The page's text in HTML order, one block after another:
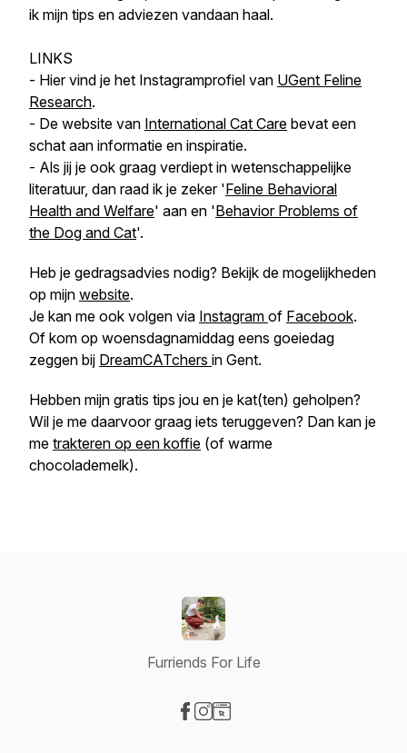
ik mijn tips en adviezen vandaan haal.
LINKS
- Hier vind je het Instagramprofiel van UGent Feline
Research.
- De website van International Cat Care bevat een
schat aan informatie en inspiratie.
- Als jij je ook graag verdiept in wetenschappelijke
literatuur, dan raad ik je zeker 'Feline Behavioral
Health and Welfare' aan en 'Behavior Problems of
the Dog and Cat'.
Heb je gedragsadvies nodig? Bekijk de mogelijkheden
op mijn website.
Je kan me ook volgen via Instagram of Facebook.
Of kom op woensdagnamiddag eens goeiedag
zeggen bij DreamCATchers in Gent.
Hebben mijn gratis tips jou en je kat(ten) geholpen?
Wil je me daarvoor graag iets teruggeven? Dan kan je
me trakteren op een koffie (of warme
chocolademelk).
Furriends For Life